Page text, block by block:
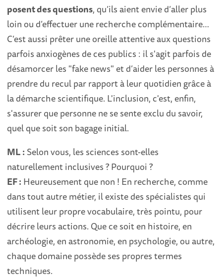
posent des questions, qu’ils aient envie d’aller plus
loin ou d’effectuer une recherche complémentaire…
C’est aussi prêter une oreille attentive aux questions
parfois anxiogènes de ces publics : il s'agit parfois de
désamorcer les "fake news" et d’aider les personnes à
prendre du recul par rapport à leur quotidien grâce à
la démarche scientifique. L'inclusion, c'est, enfin,
s'assurer que personne ne se sente exclu du savoir,
quel que soit son bagage initial.
ML : Selon vous, les sciences sont-elles
naturellement inclusives ? Pourquoi ?
EF : Heureusement que non ! En recherche, comme
dans tout autre métier, il existe des spécialistes qui
utilisent leur propre vocabulaire, très pointu, pour
décrire leurs actions. Que ce soit en histoire, en
archéologie, en astronomie, en psychologie, ou autre,
chaque domaine possède ses propres termes
techniques.